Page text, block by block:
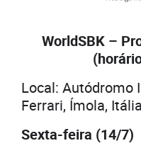
WorldSBK –
Local: Autódromo
Ferrari, Ímola, Itália
Sexta-feira (14/7)